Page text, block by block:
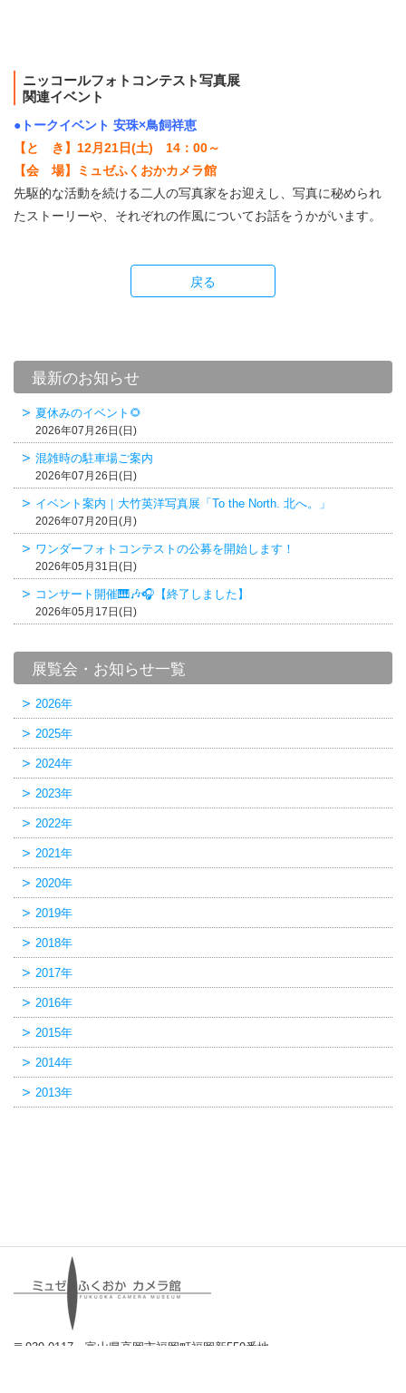
ニッコールフォトコンテスト写真展
関連イベント
●トークイベント 安珠×鳥飼祥恵
【と き】12月21日(土) 14：00～
【会 場】ミュゼふくおかカメラ館
先駆的な活動を続ける二人の写真家をお迎えし、写真に秘められ
たストーリーや、それぞれの作風についてお話をうかがいます。
戻る
最新のお知らせ
夏休みのイベント🌻
2026年07月26日(日)
混雑時の駐車場ご案内
2026年07月26日(日)
イベント案内｜大竹英洋写真展「To the North. 北へ。」
2026年07月20日(月)
ワンダーフォトコンテストの公募を開始します！
2026年05月31日(日)
コンサート開催🎹🎶🎧【終了しました】
2026年05月17日(日)
展覧会・お知らせ一覧
2026年
2025年
2024年
2023年
2022年
2021年
2020年
2019年
2018年
2017年
2016年
2015年
2014年
2013年
〒939-0117 富山県高岡市福岡町福岡新559番地